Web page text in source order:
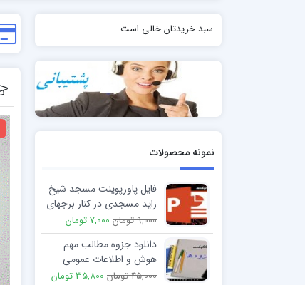
سبد خریدتان خالی است.
نمونه محصولات
فایل پاورپوینت مسجد شیخ
زاید مسجدی در کنار برجهای
امارات
9,000 تومان 7,000 تومان
دانلود جزوه مطالب مهم
هوش و اطلاعات عمومی
ویژه آزمون سر دفتري
45,000 تومان 35,800 تومان